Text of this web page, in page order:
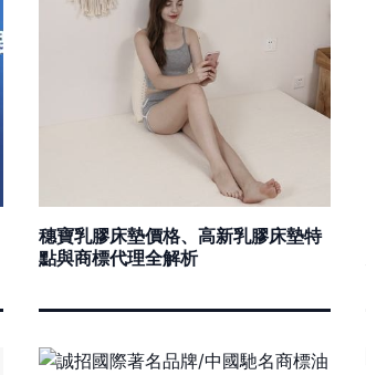
穗寶乳膠床墊價格、高新乳膠床墊特
點與商標代理全解析